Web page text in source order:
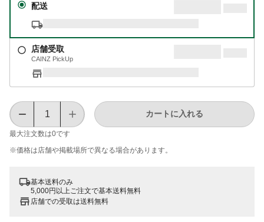
配送
店舗受取
CAINZ PickUp
最大注文数は0です
カートに入れる
※価格は​店舗や​掲載場所で​異なる​場合が​あります。
基本送料のみ
5,000円以上ご注文で基本送料無料
店舗での受取は送料無料